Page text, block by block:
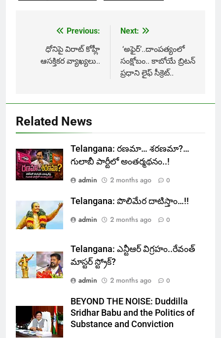
navigation
Previous:
ధోనిపై విరాట్ కోహ్లీ
ఆసక్తికర వ్యాఖ్యలు..
Next:
‘అఫైర్‌’..దాంపత్యంలో
సంక్షోబం.. కాబోయే బ్రిటన్‌
ప్రధాని లైఫ్ సీక్రెట్..
Related News
Telangana: రణమా… శరణమా?…
గులాబీ పార్టీలో అంతర్మథనం..!
admin
2 months ago 0
Telangana: పొలిమేర దాటిస్తాం…!!
admin
2 months ago 0
Telangana: ఎన్టీఆర్ విగ్రహం..రేవంత్
మాస్టర్ స్ట్రోక్‌?
admin
2 months ago 0
BEYOND THE NOISE: Duddilla
Sridhar Babu and the Politics of
Substance and Conviction